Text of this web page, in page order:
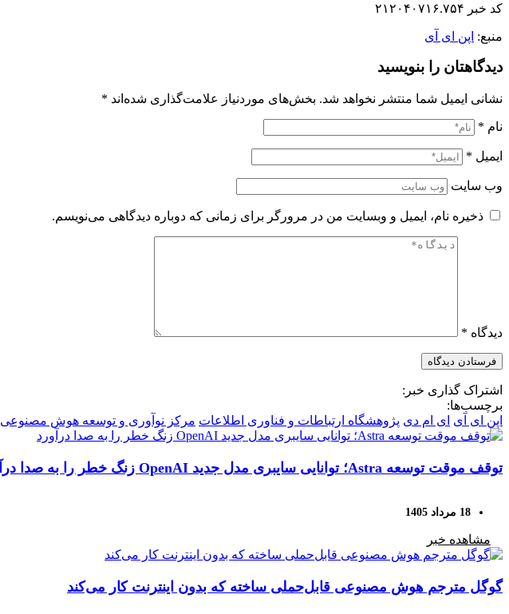
کد خبر ۲۱۲۰۴۰۷۱۶.۷۵۴
منبع: اپن ای آی
دیدگاهتان را بنویسید
نشانی ایمیل شما منتشر نخواهد شد. بخش‌های موردنیاز علامت‌گذاری شده‌اند *
نام *
ایمیل *
وب‌ سایت
ذخیره نام، ایمیل و وبسایت من در مرورگر برای زمانی که دوباره دیدگاهی می‌نویسم.
دیدگاه *
اشتراک گذاری خبر:
برچسب‌ها:
اپن ای آی ای ام دی پژوهشگاه ارتباطات و فناوری اطلاعات مرکز نوآوری و توسعه هوش مصنوعی
توقف موقت توسعه Astra؛ توانایی سایبری مدل جدید OpenAI زنگ خطر را به صدا درآورد
18 مرداد 1405
مشاهده خبر
گوگل مترجم هوش مصنوعی قابل‌حملی ساخته که بدون اینترنت کار می‌کند